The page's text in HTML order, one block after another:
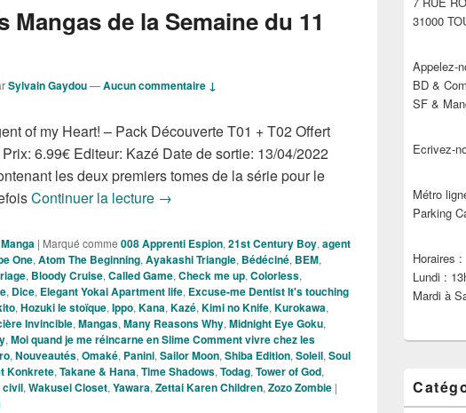
Mangas de la Semaine du 11
Sylvain Gaydou—Aucun commentaire ↓
of my Heart! – Pack Découverte T01 + T02 Offert
6.99€ Editeur: Kazé Date de sortie: 13/04/2022
les deux premiers tomes de la série pour le
Continuer la lecture Nouveautés Mangas de la Semaine du 11 Avril
→
| Marqué comme 008 Apprenti Espion,21st Century Boy,agent
One,Atom The Beginning,Ayakashi Triangle, Bédéciné, BEM,
, Bloody Cruise,Called Game,Check me up,Colorless,
, Dice, Elegant Yokai Apartment life, Excuse-me Dentist It's touching
,Hozuki le stoïque,Ippo,Kana,Kazé,Kimi no Knife,Kurokawa,
Invincible,Mangas,Many Reasons Why,Midnight Eye Goku,
,Moi quand je me réincarne en Slime Comment vivre chez les
,Nouveautés,Omaké, Panini,Sailor Moon,Shiba Edition,Soleil,Soul
Konkrete,Takane & Hana,Time Shadows,Todag,Tower of God,
civil,Wakusei Closet,Yawara,Zettai Karen Children,Zozo Zombie |
latérale
31000
Appelez-
BD &
SF &
Ecrivez-
Métro
Parking
Horaires :
Lundi :
Mardi à